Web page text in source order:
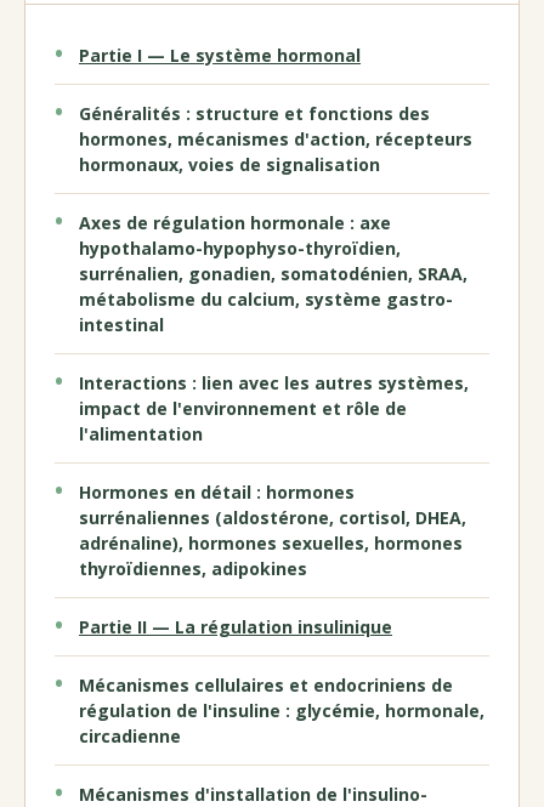
Partie I — Le système hormonal
Généralités : structure et fonctions des
hormones, mécanismes d'action, récepteurs
hormonaux, voies de signalisation
Axes de régulation hormonale : axe
hypothalamo-hypophyso-thyroïdien,
surrénalien, gonadien, somatodénien, SRAA,
métabolisme du calcium, système gastro-
intestinal
Interactions : lien avec les autres systèmes,
impact de l'environnement et rôle de
l'alimentation
Hormones en détail : hormones
surrénaliennes (aldostérone, cortisol, DHEA,
adrénaline), hormones sexuelles, hormones
thyroïdiennes, adipokines
Partie II — La régulation insulinique
Mécanismes cellulaires et endocriniens de
régulation de l'insuline : glycémie, hormonale,
circadienne
Mécanismes d'installation de l'insulino-